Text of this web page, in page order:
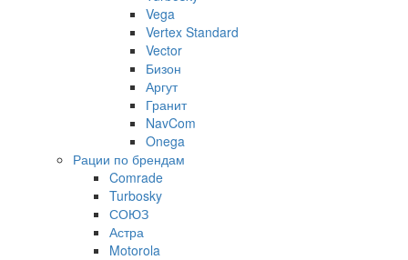
Vega
Vertex Standard
Vector
Бизон
Аргут
Гранит
NavCom
Onega
Рации по брендам
Comrade
Turbosky
СОЮЗ
Астра
Motorola